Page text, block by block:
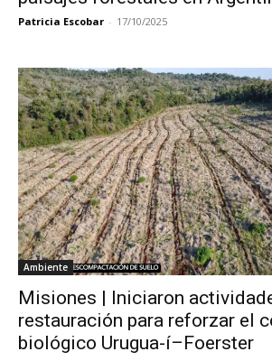
Patricia Escobar - 17/10/2025
Ambiente
Misiones | Iniciaron
restauración para reforzar el
biológico Urugua-í–Foerster